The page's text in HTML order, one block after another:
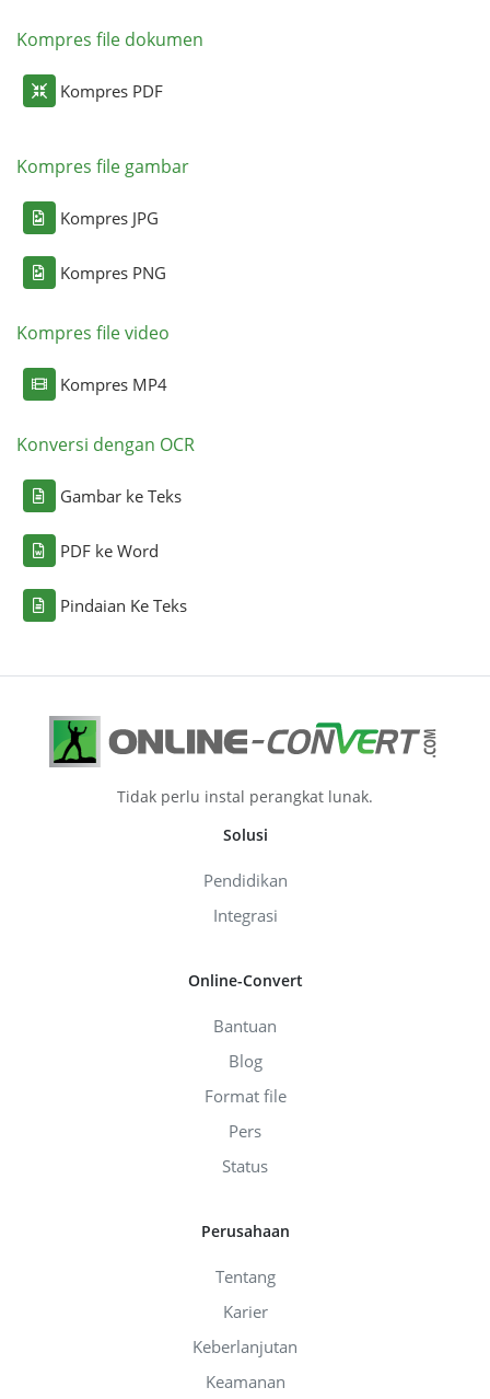
Kompres file dokumen
Kompres PDF
Kompres file gambar
Kompres JPG
Kompres PNG
Kompres file video
Kompres MP4
Konversi dengan OCR
Gambar ke Teks
PDF ke Word
Pindaian Ke Teks
Tidak perlu instal perangkat lunak.
Solusi
Pendidikan
Integrasi
Online-Convert
Bantuan
Blog
Format file
Pers
Status
Perusahaan
Tentang
Karier
Keberlanjutan
Keamanan